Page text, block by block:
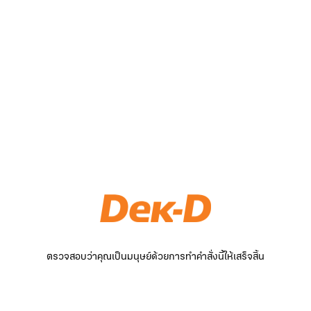
ตรวจสอบว่าคุณเป็นมนุษย์ด้วยการทำคำสั่งนี้ให้เสร็จสิ้น